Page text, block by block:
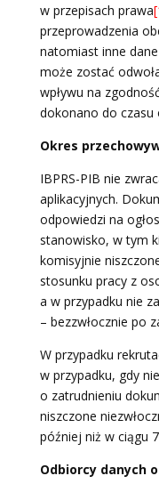
w przepisach prawa
przeprowadzenia
natomiast inne
może zostać
wpływu na
dokonano do czasu
Okres
IBPRS-PIB nie
aplikacyjnych.
odpowiedzi na
stanowisko, w tym
komisyjnie
stosunku pracy z
a w przypadku nie
– bezzwłocznie po
W przypadku
w przypadku, gdy
o zatrudnieniu
niszczone
później niż w ciągu
Odbiorcy danych